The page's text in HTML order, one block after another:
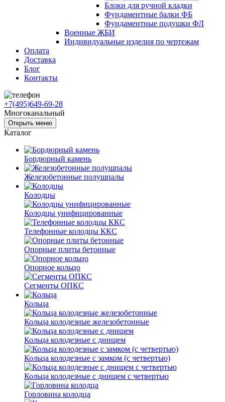
Блоки для ручной кладки
Фундаментные балки ФБ
Фундаментные подушки ФЛ
Военные ЖБИ
Индивидуальные изделия по чертежам
Оплата
Доставка
Блог
Контакты
+7(495)649-69-28
Многоканальный
Открыть меню
Каталог
Бордюрный камень
Железобетонные полушпалы
Колодцы
Колодцы унифицированные
Телефонные колодцы ККС
Опорные плиты бетонные
Опорное кольцо
Сегменты ОПКС
Кольца
Кольца колодезные железобетонные
Кольца колодезные с днищем
Кольца колодезные с замком (с четвертью)
Кольца колодезные с днищем с четвертью
Горловина колодца